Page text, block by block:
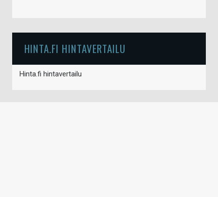
HINTA.FI HINTAVERTAILU
Hinta.fi hintavertailu